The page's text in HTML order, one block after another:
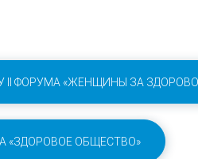
II ФОРУМА «ЖЕНЩИНЫ ЗА
«ЗДОРОВОЕ ОБЩЕСТВО»